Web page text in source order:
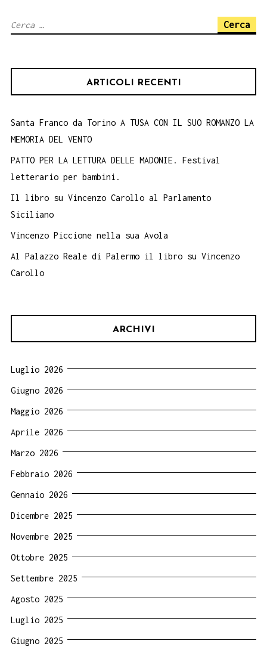
Novità
Ricerca
ARTICOLI RECENTI
Santa Franco da Torino A TUSA CON IL SUO ROMANZO LA
MEMORIA DEL VENTO
PATTO PER LA LETTURA DELLE MADONIE. Festival
letterario per bambini.
Il libro su Vincenzo Carollo al Parlamento
Siciliano
Vincenzo Piccione nella sua Avola
Al Palazzo Reale di Palermo il libro su Vincenzo
Carollo
ARCHIVI
Luglio 2026
Giugno 2026
Maggio 2026
Aprile 2026
Marzo 2026
Febbraio 2026
Gennaio 2026
Dicembre 2025
Novembre 2025
Ottobre 2025
Settembre 2025
Agosto 2025
Luglio 2025
Giugno 2025